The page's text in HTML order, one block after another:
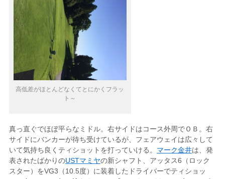
高低差がほとんどなくてとにかくフラッ
ト～
真っ直ぐでほぼ平らなミドル。右サイドはコース外周でＯＢ。右
サイドにバンカーが待ち受けているが、フェアウェイは広々して
いて気持ち良くティショットを打っていける。 マーク金井は、発
表されたばかりのUSTマミヤの新シャフト、アッタス6（ロック
スター）をVG3（10.5度）に装着したドライバーでティショッ